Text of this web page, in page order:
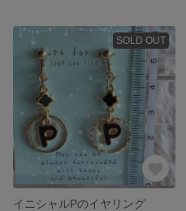
SOLD OUT
イニシャルPのイヤリング